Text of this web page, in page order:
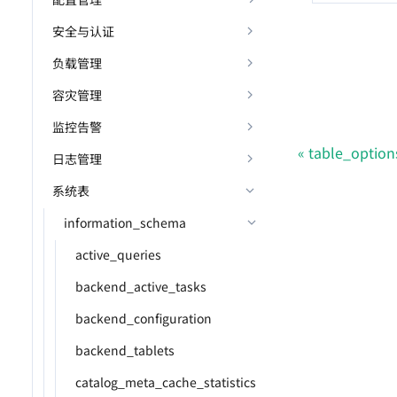
安全与认证
负载管理
容灾管理
监控告警
日志管理
系统表
information_schema
active_queries
backend_active_tasks
backend_configuration
backend_tablets
catalog_meta_cache_statistics